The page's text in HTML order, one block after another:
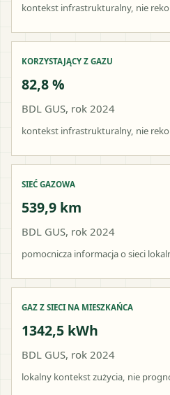
kontekst infrastrukturalny, nie
KORZYSTAJĄCY Z GAZU
82,8 %
BDL GUS, rok 2024
kontekst infrastrukturalny, nie
SIEĆ GAZOWA
539,9 km
BDL GUS, rok 2024
pomocnicza informacja o sieci
GAZ Z SIECI NA MIESZKAŃCA
1342,5 kWh
BDL GUS, rok 2024
lokalny kontekst zużycia, nie